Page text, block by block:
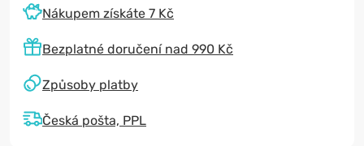
Nákupem získáte 7 Kč
Bezplatné doručení nad 990 Kč
Způsoby platby
Česká pošta, PPL